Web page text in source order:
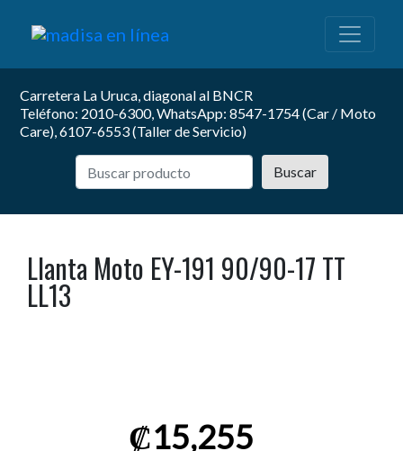
Carretera La Uruca, diagonal al BNCR
Teléfono: 2010-6300, WhatsApp: 8547-1754 (Car / Moto
Care), 6107-6553 (Taller de Servicio)
Buscar
Llanta Moto EY-191 90/90-17 TT
LL13
₡15,255